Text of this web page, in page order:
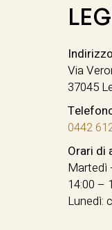
Indirizzo
Via
37045
0442
Orari di
Martedì
14:00 –
Lunedì: